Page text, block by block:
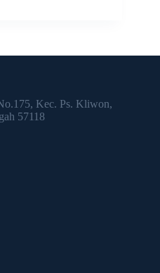
Kec. Ps. Kliwon,
57118